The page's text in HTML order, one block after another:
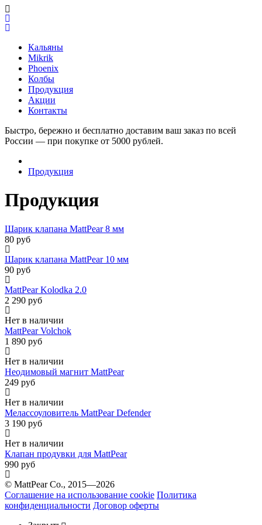
Кальяны
Mikrik
Phoenix
Колбы
Продукция
Акции
Контакты
Быстро, бережно и бесплатно доставим ваш заказ по всей
России — при покупке от 5000 рублей.
Продукция
Продукция
Шарик клапана MattPear 8 мм
80 руб
Шарик клапана MattPear 10 мм
90 руб
MattPear Kolodka 2.0
2 290 руб
Нет в наличии
MattPear Volchok
1 890 руб
Нет в наличии
Неодимовый магнит MattPear
249 руб
Нет в наличии
Мелассоуловитель MattPear Defender
3 190 руб
Нет в наличии
Клапан продувки для MattPear
990 руб
© MattPear Co., 2015—2026
Соглашение на использование cookie Политика
конфиденциальности Договор оферты